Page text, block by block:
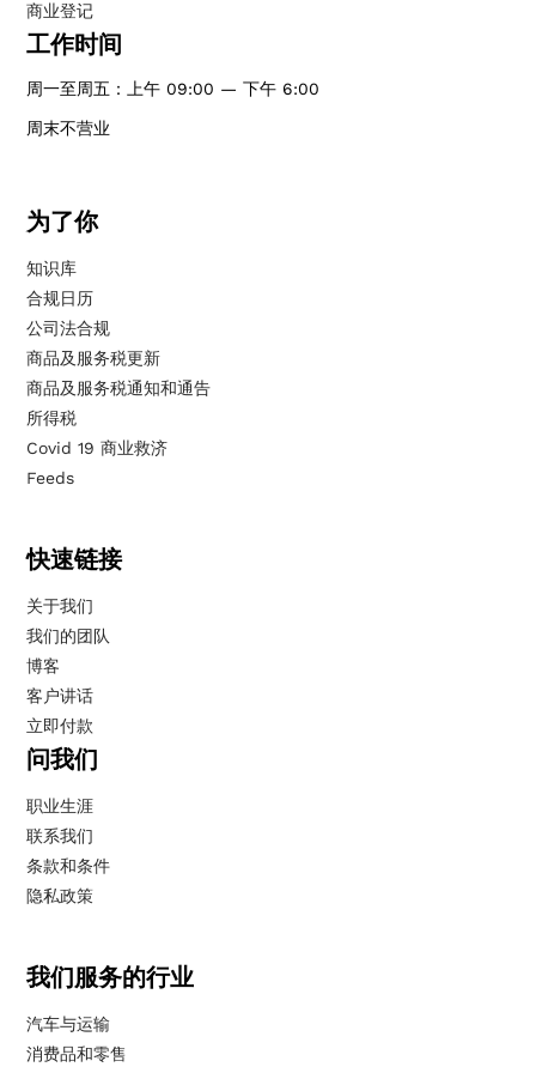
商业登记
工作时间
周一至周五：上午 09:00 — 下午 6:00
周末不营业
为了你
知识库
合规日历
公司法合规
商品及服务税更新
商品及服务税通知和通告
所得税
Covid 19 商业救济
Feeds
快速链接
关于我们
我们的团队
博客
客户讲话
立即付款
问我们
职业生涯
联系我们
条款和条件
隐私政策
我们服务的行业
汽车与运输
消费品和零售